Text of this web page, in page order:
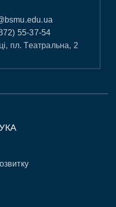
55-37-54
пл. Театральна, 2